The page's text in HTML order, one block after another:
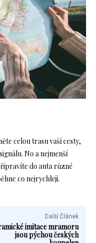
celou trasu vaší cesty,
No a nejmenší
do auta různé
co nejrychleji.
Další Článek
imitace mramoru
jsou pýchou českých